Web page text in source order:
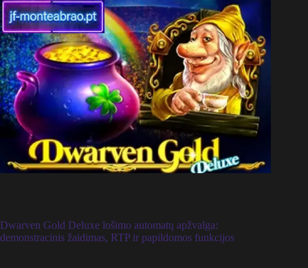
Dwarven Gold Deluxe lošimo automatų apžvalga:
demonstracinis žaidimas, RTP ir papildomos funkcijos